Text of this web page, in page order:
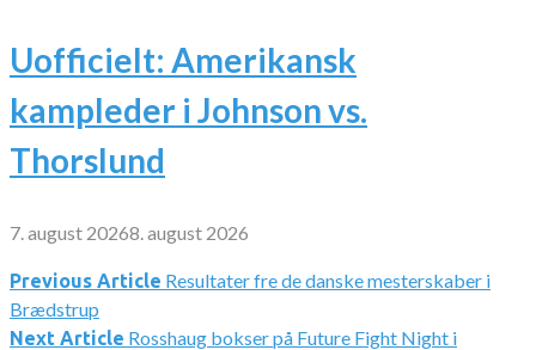
Uofficielt: Amerikansk
kampleder i Johnson vs.
Thorslund
7. august 20268. august 2026
Indlægsnavigation
Previous Article Resultater fre de danske mesterskaber i
Brædstrup
Next Article Rosshaug bokser på Future Fight Night i